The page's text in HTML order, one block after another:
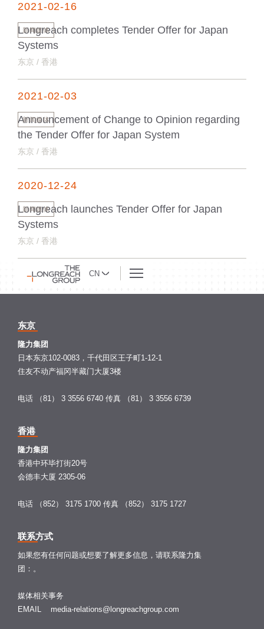
2021-02-16
Longreach completes Tender Offer for Japan
Systems
东京 / 香港
新闻媒体
2021-02-03
Announcement of Change to Opinion regarding
the Tender Offer for Japan System
东京 / 香港
新闻媒体
2020-12-24
Longreach launches Tender Offer for Japan
Systems
东京 / 香港
新闻媒体
CN
东京
隆力集团
日本东京102-0083，千代田区王子町1-12-1
住友不动产福冈半藏门大厦3楼
电话 （81） 3 3556 6740 传真 （81） 3 3556 6739
香港
隆力集团
香港中环毕打街20号
会德丰大厦 2305-06
电话 （852） 3175 1700 传真 （852） 3175 1727
联系方式
如果您有任何问题或想要了解更多信息，请联系隆力集
团：。
媒体相关事务
EMAIL media-relations@longreachgroup.com